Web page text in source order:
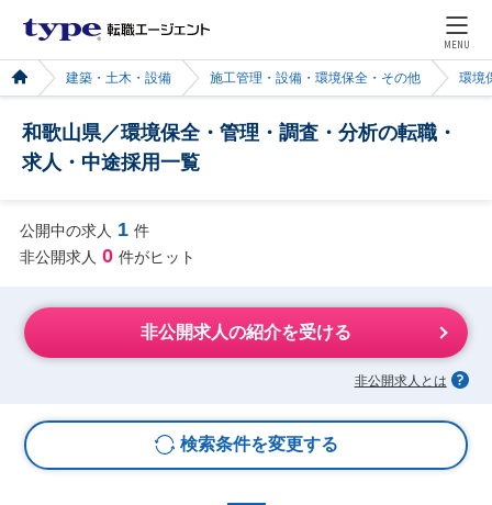
MENU
建築・土木・設備 施工管理・設備・環境保全・その他 環境
和歌山県／環境保全・管理・調査・分析の転職・
求人・中途採用一覧
公開中の求人 1 件
非公開求人 0 件がヒット
非公開求人の紹介を受ける
非公開求人とは
検索条件を変更する